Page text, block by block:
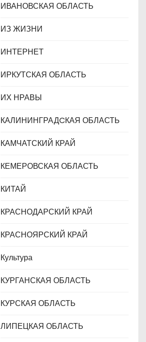
ИВАНОВСКАЯ ОБЛАСТЬ
ИЗ ЖИЗНИ
ИНТЕРНЕТ
ИРКУТСКАЯ ОБЛАСТЬ
ИХ НРАВЫ
КАЛИНИНГРАДCКАЯ ОБЛАСТЬ
КАМЧАТСКИЙ КРАЙ
КЕМЕРОВСКАЯ ОБЛАСТЬ
КИТАЙ
КРАСНОДАРСКИЙ КРАЙ
КРАСНОЯРСКИЙ КРАЙ
Культура
КУРГАНСКАЯ ОБЛАСТЬ
КУРСКАЯ ОБЛАСТЬ
ЛИПЕЦКАЯ ОБЛАСТЬ